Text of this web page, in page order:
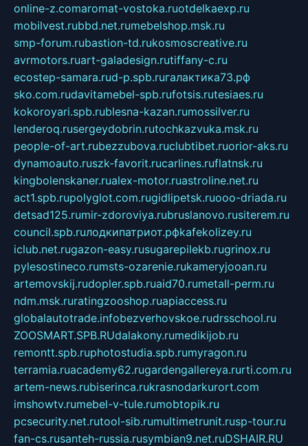
online-z.comaromat-vostoka.ruotdelkaexp.ru
mobilvest.rubbd.net.rumebelshop.msk.ru
smp-forum.rubastion-td.rukosmoscreative.ru
avrmotors.ruart-galadesign.rutiffany-c.ru
ecostep-samara.rud-p.spb.ruгалактика73.рф
sko.com.rudavitamebel-spb.rufotsis.rutesiaes.ru
kokoroyari.spb.rublesna-kazan.rumossilver.ru
lenderoq.rusergeydobrin.rutochkazvuka.msk.ru
people-of-art.rubezzubova.ruclubtibet.ruorior-aks.ru
dynamoauto.ruszk-favorit.rucarlines.ruflatnsk.ru
kingbolenskaner.rualex-motor.ruastroline.net.ru
act1.spb.rupolyglot.com.rugidlipetsk.ruooo-driada.ru
detsad125.rumir-zdoroviya.rubruslanovo.rusiterem.ru
council.spb.ruлодкипатриот.рфkafekolizey.ru
iclub.net.rugazon-easy.rusugarepilekb.rugrinox.ru
pylesostineco.rumsts-ozarenie.rukameryjooan.ru
artemovskij.rudopler.spb.ruaid70.rumetall-perm.ru
ndm.msk.ruratingzooshop.ruapiaccess.ru
globalautotrade.infobezverhovskoe.rudrsschool.ru
ZOOSMART.SPB.RUdalakony.rumedikijob.ru
remontt.spb.ruphotostudia.spb.rumyragon.ru
terramia.ruacademy62.rugardengallereya.rurti.com.ru
artem-news.rubiserinca.rukrasnodarkurort.com
imshowtv.rumebel-v-tule.rumobtopik.ru
pcsecurity.net.rutool-sib.rumultimetrunit.rusp-tour.ru
fan-cs.rusanteh-russia.rusymbian9.net.ruDSHAIR.RU